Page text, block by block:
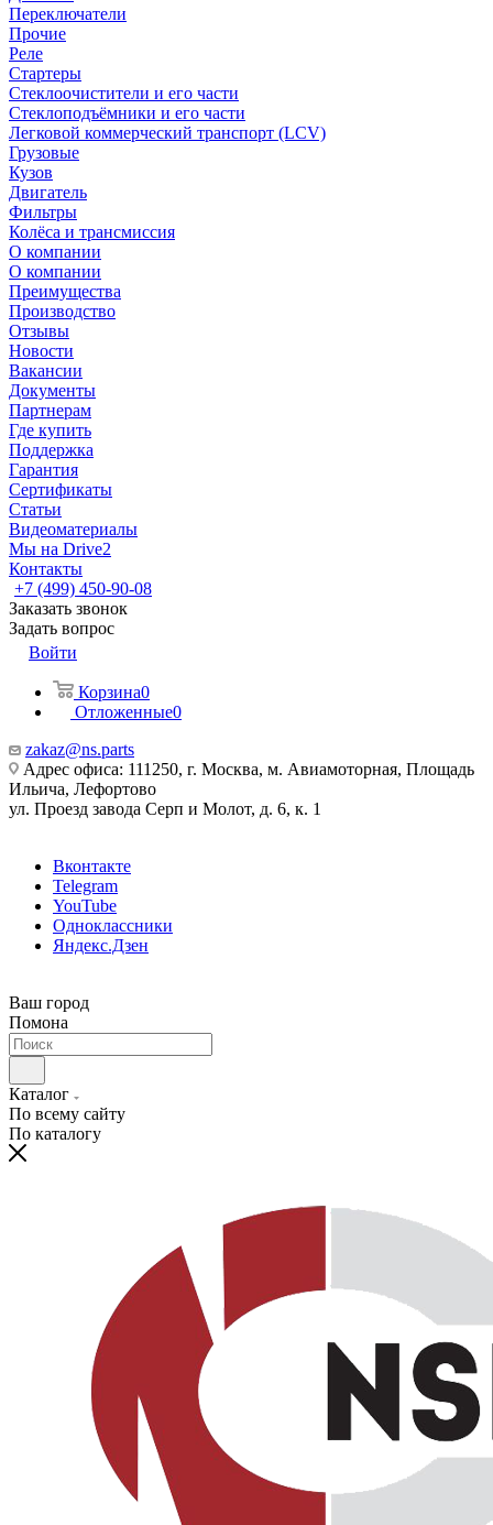
Переключатели
Прочие
Реле
Стартеры
Стеклоочистители и его части
Стеклоподъёмники и его части
Легковой коммерческий транспорт (LCV)
Грузовые
Кузов
Двигатель
Фильтры
Колёса и трансмиссия
О компании
О компании
Преимущества
Производство
Отзывы
Новости
Вакансии
Документы
Партнерам
Где купить
Поддержка
Гарантия
Сертификаты
Статьи
Видеоматериалы
Мы на Drive2
Контакты
+7 (499) 450-90-08
Заказать звонок
Задать вопрос
Войти
Корзина0
Отложенные0
zakaz@ns.parts
Адрес офиса: 111250, г. Москва, м. Авиамоторная, Площадь
Ильича, Лефортово
ул. Проезд завода Серп и Молот, д. 6, к. 1
Вконтакте
Telegram
YouTube
Одноклассники
Яндекс.Дзен
Ваш город
Помона
Каталог
По всему сайту
По каталогу